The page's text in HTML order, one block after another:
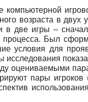
возраста в
в две игры –
процесса. Был
условия для
исследования
оцениваемыми
пары